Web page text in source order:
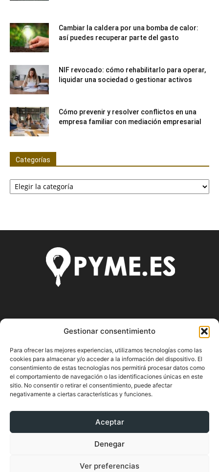
Gestionar consentimiento
Para ofrecer las mejores experiencias, utilizamos tecnologías como las
cookies para almacenar y/o acceder a la información del dispositivo. El
consentimiento de estas tecnologías nos permitirá procesar datos como
el comportamiento de navegación o las identificaciones únicas en este
sitio. No consentir o retirar el consentimiento, puede afectar
negativamente a ciertas características y funciones.
Aceptar
Denegar
Ver preferencias
Cambiar la caldera por una bomba de calor:
así puedes recuperar parte del gasto
NIF revocado: cómo rehabilitarlo para operar,
liquidar una sociedad o gestionar activos
Cómo prevenir y resolver conflictos en una
empresa familiar con mediación empresarial
Categorías
Categorías
Pyme.es es el portal web donde podrás mantenerte
actualizado de todas las noticias y novedades sobre la
economía en España y el mundo, así como donde podrás
conseguir toda la información necesaria sobre
emprendimiento.
SÍGUENOS